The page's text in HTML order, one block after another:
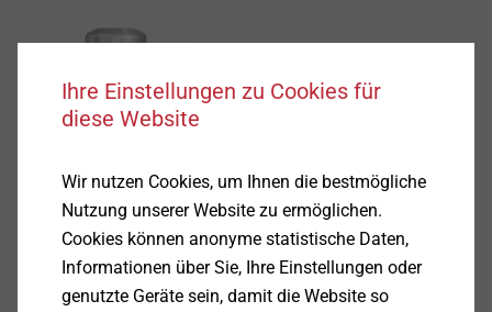
FDS ®
Ihre Einstellungen zu Cookies für
diese Website
Wir nutzen Cookies, um Ihnen die bestmögliche
Nutzung unserer Website zu ermöglichen.
Cookies können anonyme statistische Daten,
Informationen über Sie, Ihre Einstellungen oder
genutzte Geräte sein, damit die Website so